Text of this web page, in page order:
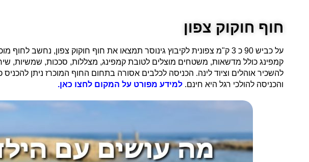
חוף חוקוק צפון
על כביש 90 כ 3 ק"מ צפונית לקיבוץ גינוסר תמצאו את חוף חוקוק צפון,
קמפינג כולל מדשאות, משטחים מוצלים לטובת קמפינג, מצללות, סככות, שמשיות,
להשכיר אוהלים וציוד לינה. הכניסה לכלבים אסורה בתחום החוף המוכרז ניתן
והכניסה להולכי רגל היא חינם. למידע מפורט על המקום לחצו כאן.